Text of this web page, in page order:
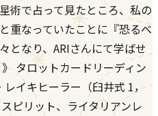
術で占って見たところ、私の
重なっていたことに『恐るべ
となり、ARIさんにて学ばせ
タロットカードリーディン
イキヒーラー（臼井式 1，
ピリット、ライタリアンレ